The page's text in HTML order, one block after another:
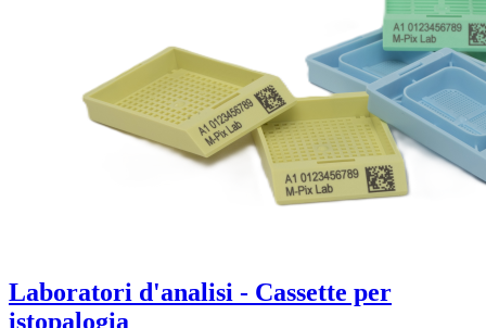
Laboratori d'analisi - Cassette per
istopalogia